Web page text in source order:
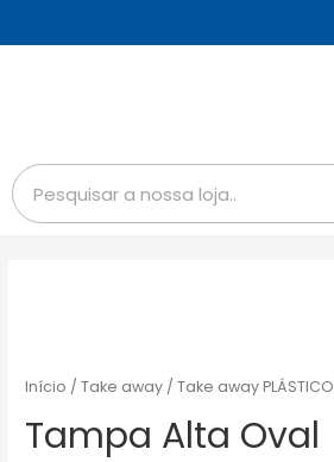
Início /Take away /Take away PLÁSTICO
Tampa Alta Oval